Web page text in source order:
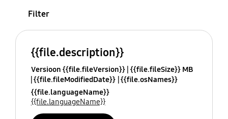
Filter
{{file.description}}
Versioon {{file.fileVersion}} {{file.fileSize}} MB
{{file.fileModifiedDate}} {{file.osNames}}
{{file.languageName}}
{{file.languageName}}